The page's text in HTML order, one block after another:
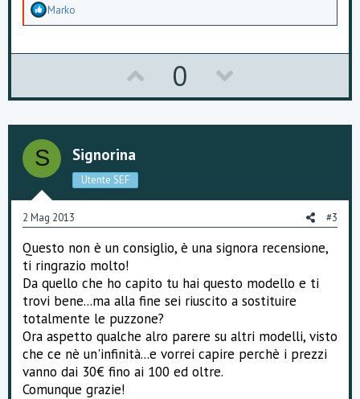
A
a
e
n
t
i
:
Marko
p
v
e
0
o
w
o
t
S Signorina
Utente SEF
2 Mag 2013 #3
Questo non è un consiglio, è una signora recensione,
ti ringrazio molto!
Da quello che ho capito tu hai questo modello e ti
trovi bene...ma alla fine sei riuscito a sostituire
totalmente le puzzone?
Ora aspetto qualche alro parere su altri modelli, visto
che ce nè un'infinità...e vorrei capire perchè i prezzi
vanno dai 30€ fino ai 100 ed oltre.
Comunque grazie!